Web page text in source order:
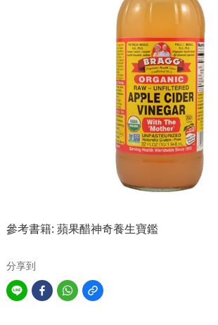
參考書籍: 蘋果醋神奇養生寶鑑
分享到